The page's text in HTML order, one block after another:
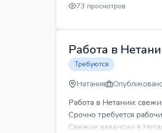
73 просмотров
Работа в
Требуются
Натания
Работа в Нетании:
Срочно требуется
Свежие вакансии в